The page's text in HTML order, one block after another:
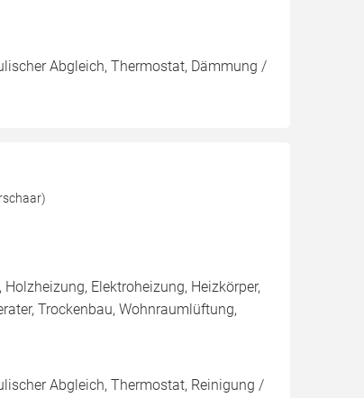
Abgleich, Thermostat, Dämmung /
Elektroheizung, Heizkörper,
Trockenbau, Wohnraumlüftung,
Abgleich, Thermostat, Reinigung /